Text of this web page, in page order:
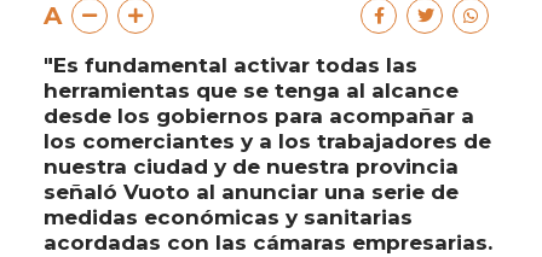
A
"Es fundamental activar todas las
herramientas que se tenga al alcance
desde los gobiernos para acompañar a
los comerciantes y a los trabajadores de
nuestra ciudad y de nuestra provincia
señaló Vuoto al anunciar una serie de
medidas económicas y sanitarias
acordadas con las cámaras empresarias.